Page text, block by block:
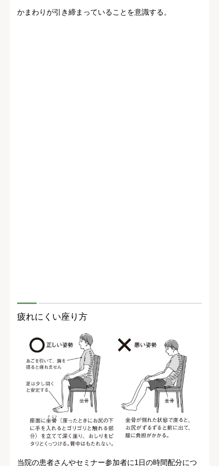
かまわりが引き締まっていることを意識する。
疲れにくい座り方
当院の患者さんやセミナー参加者に1日の時間配分につ